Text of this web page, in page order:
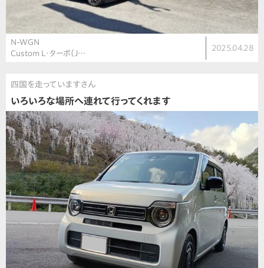
N-WGN
Custom L・ターボ（J…
2025.04.28
四国を走っていますさん
いろいろな場所へ連れて行ってくれます